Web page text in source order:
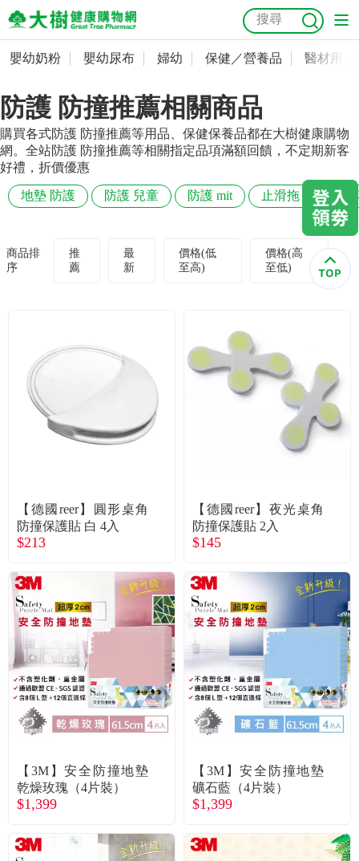
嬰幼奶粉
嬰幼尿布
婦幼
保健／營養品
食品／健康食補
優惠活動
關於我們
合作提案
購物流程
會員專區
常見問題
折價券、紅利說明
抗菌 尿布 大樹獨家 益生菌 魚油 幼兒米餅
奶瓶奶嘴
會員資料及密碼修改
常用收件人清單
訂單查詢
收藏清單
優惠券查詢
嬰幼奶粉 嬰幼尿布 婦幼 保健／營養品 醫材用品
防護 防撞推薦相關商品
購買各式防護 防撞推薦等用品、保健保養品都在大樹健康購物
網。全站防護 防撞推薦等相關指定品項滿額回饋，不定期新客
好禮，折價優惠
地墊 防護 防護 兒童 防護 mit 止滑拖 防護
商品排
序
推
薦
最
新
價格(低
至高)
價格(高
至低)
【德國reer】圓形桌角
防撞保護貼 白 4入
$213
【德國reer】夜光桌角
防撞保護貼 2入
$145
【3M】安全防撞地墊
乾燥玫瑰（4片裝）
$1,399
【3M】安全防撞地墊
礦石藍（4片裝）
$1,399